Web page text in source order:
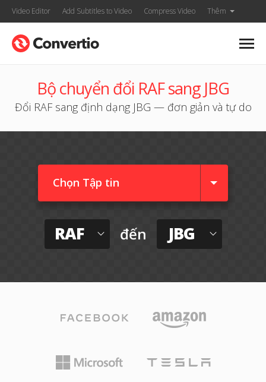
Video Editor Add Subtitles to Video Compress Video Thêm
Bộ chuyển đổi RAF sang JBG
Đổi RAF sang định dạng JBG — đơn giản và tự do
Chọn Tập tin
RAF đến JBG